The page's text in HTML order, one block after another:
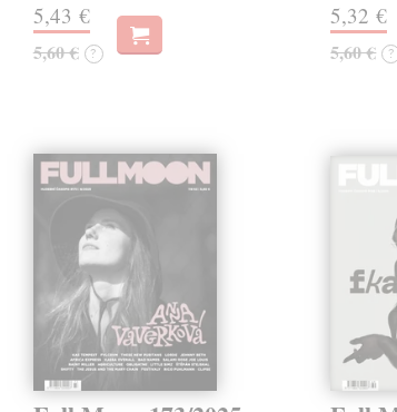
5,43 €
5,60 € ?
5,32 €
5,60 € ?